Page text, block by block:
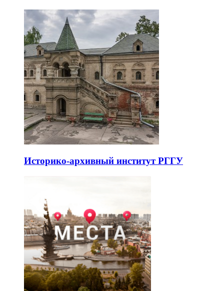
Историко-архивный институт РГГУ